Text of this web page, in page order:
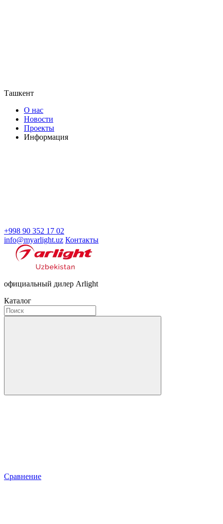
Ташкент
О нас
Новости
Проекты
Информация
+998 90 352 17 02
info@myarlight.uz Контакты
официальный дилер Arlight
Каталог
Сравнение